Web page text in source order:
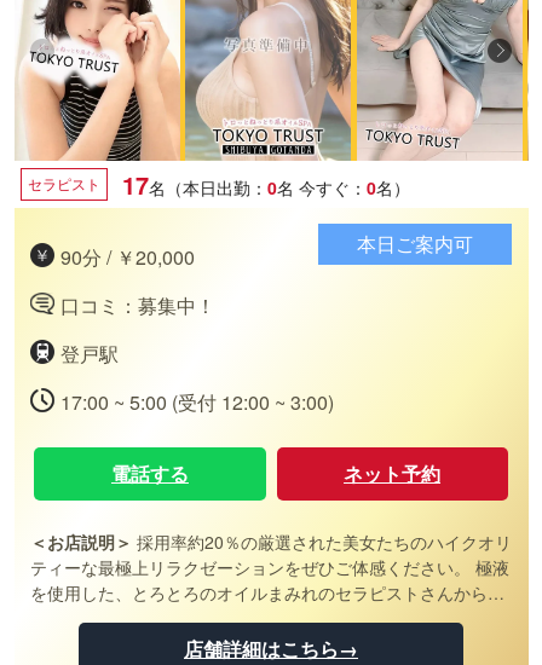
セラピスト 17名（本日出勤： 0名 今すぐ： 0名）
90分 / ￥20,000
口コミ：募集中！
登戸駅
17:00 ~ 5:00 (受付 12:00 ~ 3:00)
本日ご案内可
電話する ネット予約
＜お店説明＞ 採用率約20％の厳選された美女たちのハイクオリ
ティーな最極上リラクゼーションをぜひご体感ください。 極液
を使用した、とろとろのオイルまみれのセラピストさんから受
けるマッサージの気持ちよさは他では中々味わえるものではあ
りません！！ 確実に忘れられない体験をお届けいたします！！
店舗詳細はこちら→